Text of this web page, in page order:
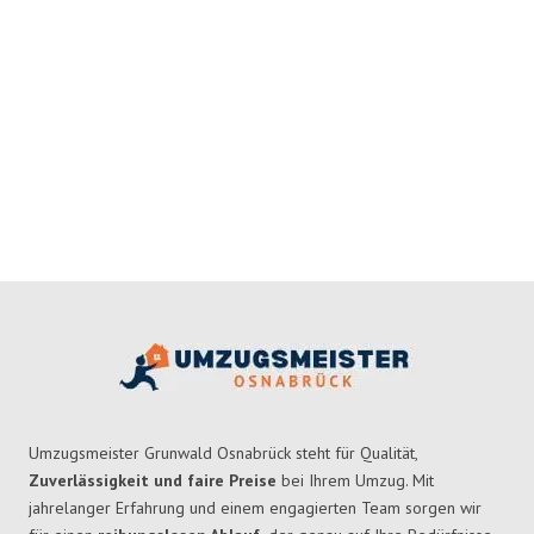
Umzugsmeister Grunwald Osnabrück steht für Qualität,
Zuverlässigkeit und faire Preise bei Ihrem Umzug. Mit
jahrelanger Erfahrung und einem engagierten Team sorgen wir